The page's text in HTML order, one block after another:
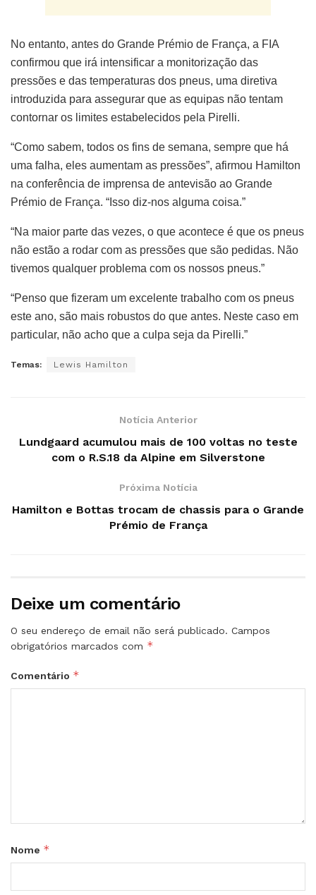
No entanto, antes do Grande Prémio de França, a FIA
confirmou que irá intensificar a monitorização das
pressões e das temperaturas dos pneus, uma diretiva
introduzida para assegurar que as equipas não tentam
contornar os limites estabelecidos pela Pirelli.
“Como sabem, todos os fins de semana, sempre que há
uma falha, eles aumentam as pressões”, afirmou Hamilton
na conferência de imprensa de antevisão ao Grande
Prémio de França. “Isso diz-nos alguma coisa.”
“Na maior parte das vezes, o que acontece é que os pneus
não estão a rodar com as pressões que são pedidas. Não
tivemos qualquer problema com os nossos pneus.”
“Penso que fizeram um excelente trabalho com os pneus
este ano, são mais robustos do que antes. Neste caso em
particular, não acho que a culpa seja da Pirelli.”
Temas: Lewis Hamilton
Notícia Anterior
Lundgaard acumulou mais de 100 voltas no teste
com o R.S.18 da Alpine em Silverstone
Próxima Notícia
Hamilton e Bottas trocam de chassis para o Grande
Prémio de França
Deixe um comentário
O seu endereço de email não será publicado. Campos
obrigatórios marcados com *
Comentário *
Nome *